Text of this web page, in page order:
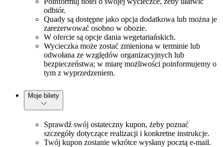
odbiór.
Quady są dostępne jako opcja dodatkowa lub można je
zarezerwować osobno w obozie.
W ofercie są opcje dania wegetariańskich.
Wycieczka może zostać zmieniona w terminie lub
odwołana ze względów organizacyjnych lub
bezpieczeństwa; w miarę możliwości poinformujemy o
tym z wyprzedzeniem.
Moje bilety
Sprawdź swój ostateczny kupon, żeby poznać
szczegóły dotyczące realizacji i konkretne instrukcje.
Twój kupon zostanie wkrótce wysłany pocztą e-mail.